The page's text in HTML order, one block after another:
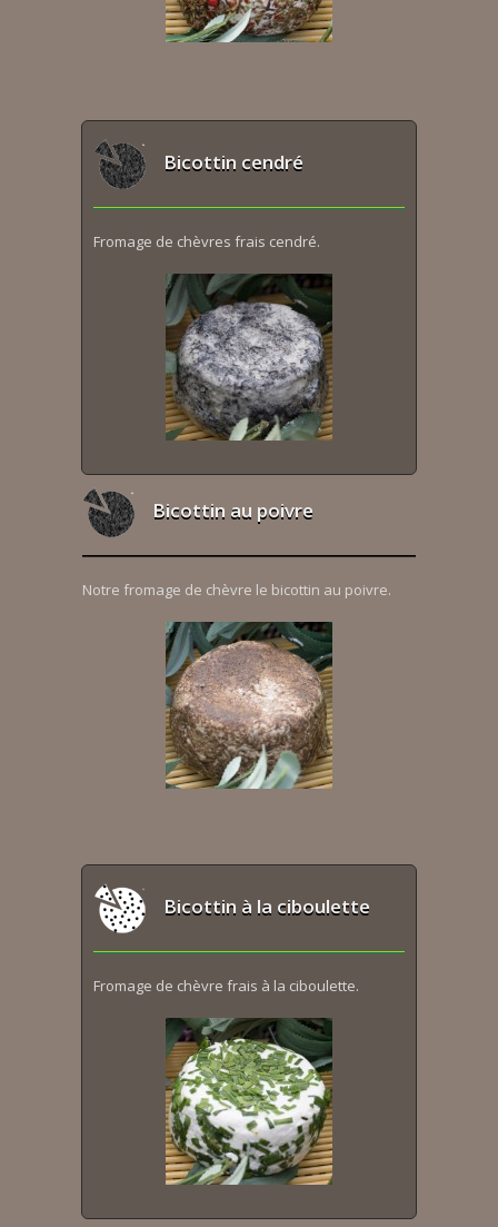
Bicottin cendré
Fromage de chèvres frais cendré.
Bicottin au poivre
Notre fromage de chèvre le bicottin au poivre.
Bicottin à la ciboulette
Fromage de chèvre frais à la ciboulette.